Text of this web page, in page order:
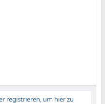
registrieren, um hier zu